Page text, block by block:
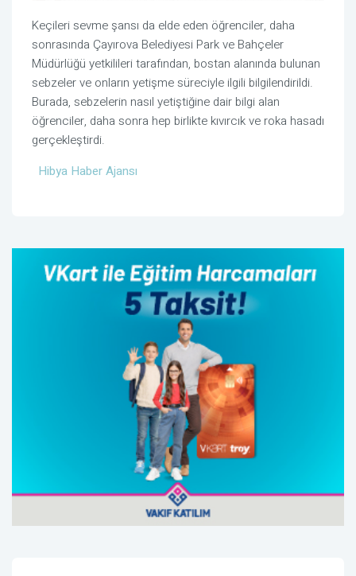
Keçileri sevme şansı da elde eden öğrenciler, daha
sonrasında Çayırova Belediyesi Park ve Bahçeler
Müdürlüğü yetkilileri tarafından, bostan alanında bulunan
sebzeler ve onların yetişme süreciyle ilgili bilgilendirildi.
Burada, sebzelerin nasıl yetiştiğine dair bilgi alan
öğrenciler, daha sonra hep birlikte kıvırcık ve roka hasadı
gerçekleştirdi.
Hibya Haber Ajansı